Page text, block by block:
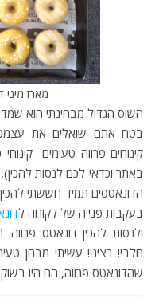
מארז
השוס הגדול מבחינתי הוא
בטח אתם שואלים את
קינוחים פרווה טעימים- קינוחי
באתר וכדאי לכם לנסות
הדונאטסים תמיד חששתי
בעקבות פנייה של לקוחה ל
ולנסות להכין דונאטס
חלבי! רציני! עשיתי מבחן
שהדונאטס פרווה, הם היו